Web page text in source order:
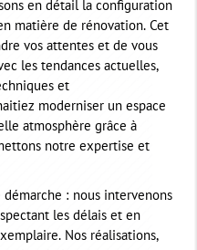
en détail la configuration
matière de rénovation. Cet
vos attentes et de vous
les tendances actuelles,
et
moderniser un espace
atmosphère grâce à
notre expertise et
: nous intervenons
les délais et en
Nos réalisations,